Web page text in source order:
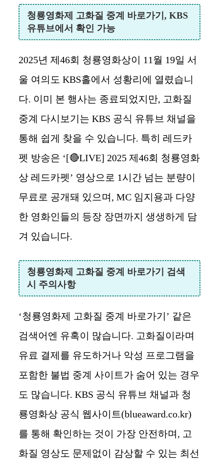
청룡영화제 고화질 중계 바로가기, KBS
유튜브에서 확인 가능
2025년 제46회 청룡영화상이 11월 19일 서
울 여의도 KBS홀에서 성황리에 열렸습니
다. 이미 본 행사는 종료되었지만, 고화질
중계 다시보기는 KBS 공식 유튜브 채널을
통해 쉽게 찾을 수 있습니다. 특히 레드카
펫 방송은 ‘[🔴LIVE] 2025 제46회 청룡영화
상 레드카펫’ 영상으로 1시간 넘는 분량이
무료로 공개돼 있으며, MC 임지용과 다양
한 영화인들의 등장 장면까지 생생하게 담
겨 있습니다.
청룡영화제 고화질 중계 바로가기 검색
시 주의사항
‘청룡영화제 고화질 중계 바로가기’ 같은
검색어엔 유혹이 많습니다. 고화질이라며
유료 결제를 유도하거나 악성 프로그램을
포함한 불법 중계 사이트가 숨어 있는 경우
도 많습니다. KBS 공식 유튜브 채널과 청
룡영화상 공식 웹사이트(blueaward.co.kr)
를 통해 확인하는 것이 가장 안전하며, 고
화질 영상도 문제없이 감상할 수 있는 최선